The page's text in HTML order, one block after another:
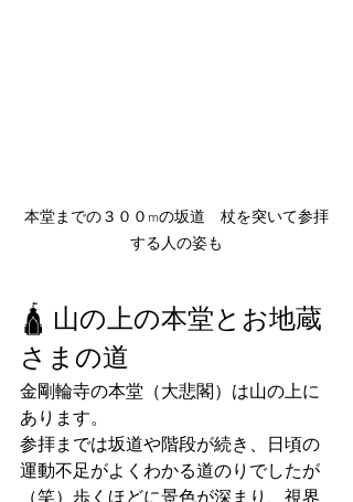
本堂までの３００mの坂道　杖を突いて参拝
する人の姿も
🛕 山の上の本堂とお地蔵
さまの道
金剛輪寺の本堂（大悲閣）は山の上に
あります。
参拝までは坂道や階段が続き、日頃の
運動不足がよくわかる道のりでしたが
（笑）歩くほどに景色が深まり、視界